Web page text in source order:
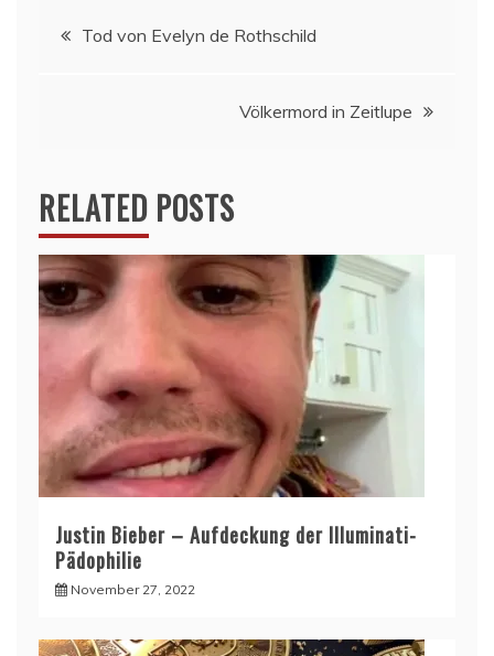
Beitragsnavigation
Tod von Evelyn de Rothschild
Völkermord in Zeitlupe
RELATED POSTS
Justin Bieber – Aufdeckung der Illuminati-
Pädophilie
November 27, 2022